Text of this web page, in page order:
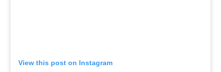
View this post on Instagram